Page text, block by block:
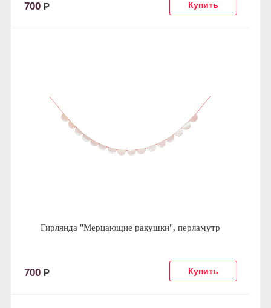
700 Р
Гирлянда "Мерцающие ракушки", перламутр
700 Р